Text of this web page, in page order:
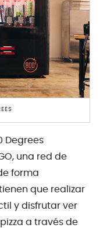
Degrees
una red de
forma
que realizar
y disfrutar ver
a través de